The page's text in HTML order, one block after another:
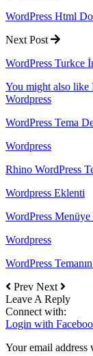
WordPress Html
Next Post
WordPress Turkce
You might also like
Wordpress
WordPress Tema
Wordpress
Rhino WordPress
Wordpress Eklenti
WordPress
Wordpress
WordPress
Prev Next
Leave A Reply
Connect with:
Login with
Your email